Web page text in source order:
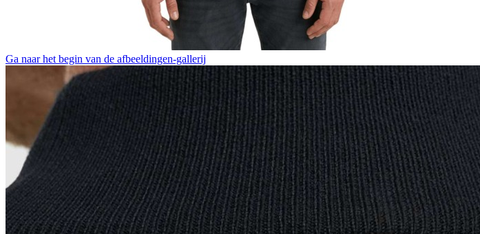
Ga naar het begin van de afbeeldingen-gallerij